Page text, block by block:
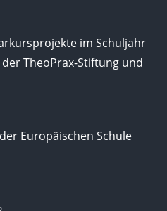
im Schuljahr
TheoPrax-Stiftung und
Europäischen Schule